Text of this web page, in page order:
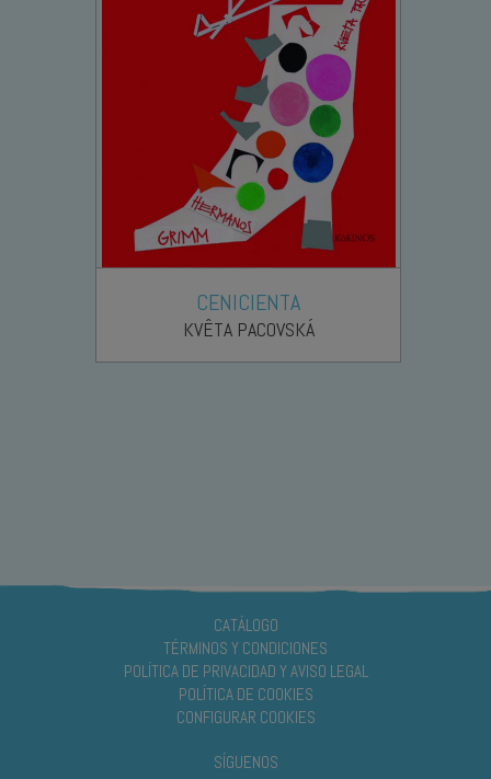
CENICIENTA
KVÊTA PACOVSKÁ
CATÁLOGO
TÉRMINOS Y CONDICIONES
POLÍTICA DE PRIVACIDAD Y AVISO LEGAL
POLÍTICA DE COOKIES
CONFIGURAR COOKIES
SÍGUENOS